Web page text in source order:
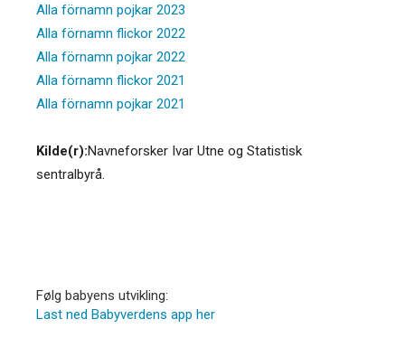
Alla förnamn pojkar 2023
Alla förnamn flickor 2022
Alla förnamn pojkar 2022
Alla förnamn flickor 2021
Alla förnamn pojkar 2021
Kilde(r):Navneforsker Ivar Utne og Statistisk
sentralbyrå.
Følg babyens utvikling:
Last ned Babyverdens app her